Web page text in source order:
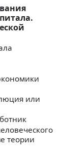
или
теории